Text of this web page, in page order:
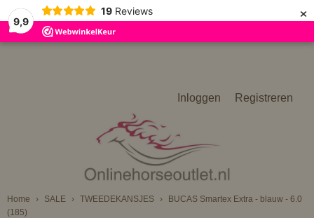
9,9
19 Reviews ×
Inloggen Registreren
Home › SALE › TWEEDEKANSJES ›
BUCAS Smartex Extra - blauw - 6.0
(185)